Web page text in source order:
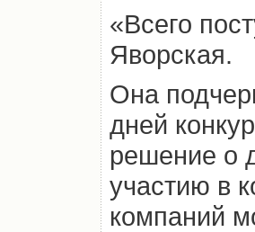
«Всего
Яворская.
Она
дней
решение о
участию в
компаний